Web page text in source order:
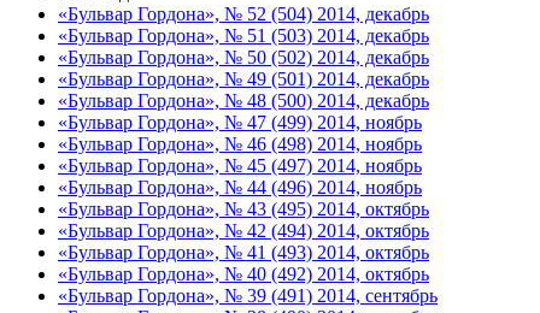
«Бульвар Гордона», № 52 (504) 2014, декабрь
«Бульвар Гордона», № 51 (503) 2014, декабрь
«Бульвар Гордона», № 50 (502) 2014, декабрь
«Бульвар Гордона», № 49 (501) 2014, декабрь
«Бульвар Гордона», № 48 (500) 2014, декабрь
«Бульвар Гордона», № 47 (499) 2014, ноябрь
«Бульвар Гордона», № 46 (498) 2014, ноябрь
«Бульвар Гордона», № 45 (497) 2014, ноябрь
«Бульвар Гордона», № 44 (496) 2014, ноябрь
«Бульвар Гордона», № 43 (495) 2014, октябрь
«Бульвар Гордона», № 42 (494) 2014, октябрь
«Бульвар Гордона», № 41 (493) 2014, октябрь
«Бульвар Гордона», № 40 (492) 2014, октябрь
«Бульвар Гордона», № 39 (491) 2014, сентябрь